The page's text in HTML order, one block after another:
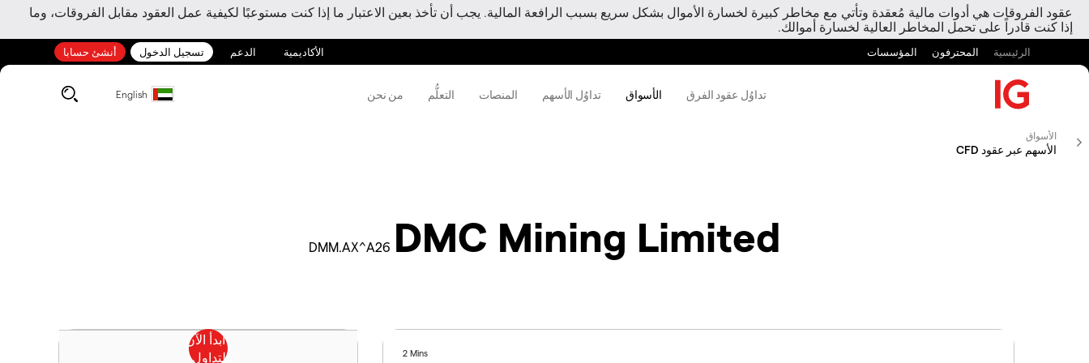
عقود الفروقات هي أدوات مالية مُعقدة وتأتي مع مخاطر كبيرة لخسارة الأموال بشكل سريع بسبب الرافعة المالية. يجب أن تأخذ بعين الاعتبار ما إذا كنت مستوعبًا لكيفية عمل العقود مقابل الفروقات، وما
إذا كنت قادراً على تحمل المخاطر العالية لخسارة أموالك.
الرئيسية المحترفون المؤسسات الأكاديمية الدعم تسجيل الدخول أنشئ حسابا
تداوُل عقود الفرق الأسواق تداوُل الأسهم المنصات التعلُّم من نحن English
الأسواق
الأسهم عبر عقود CFD
DMC Mining Limited
DMM.AX^A26
2 Mins